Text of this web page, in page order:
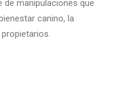
manipulaciones que
canino, la